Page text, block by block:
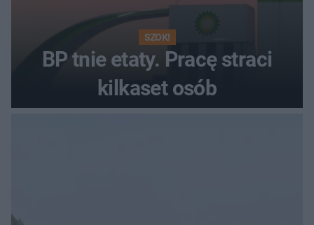
SZOK!
BP tnie etaty. Pracę straci
kilkaset osób